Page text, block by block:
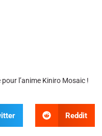
l’anime Kiniro Mosaic !
Reddit